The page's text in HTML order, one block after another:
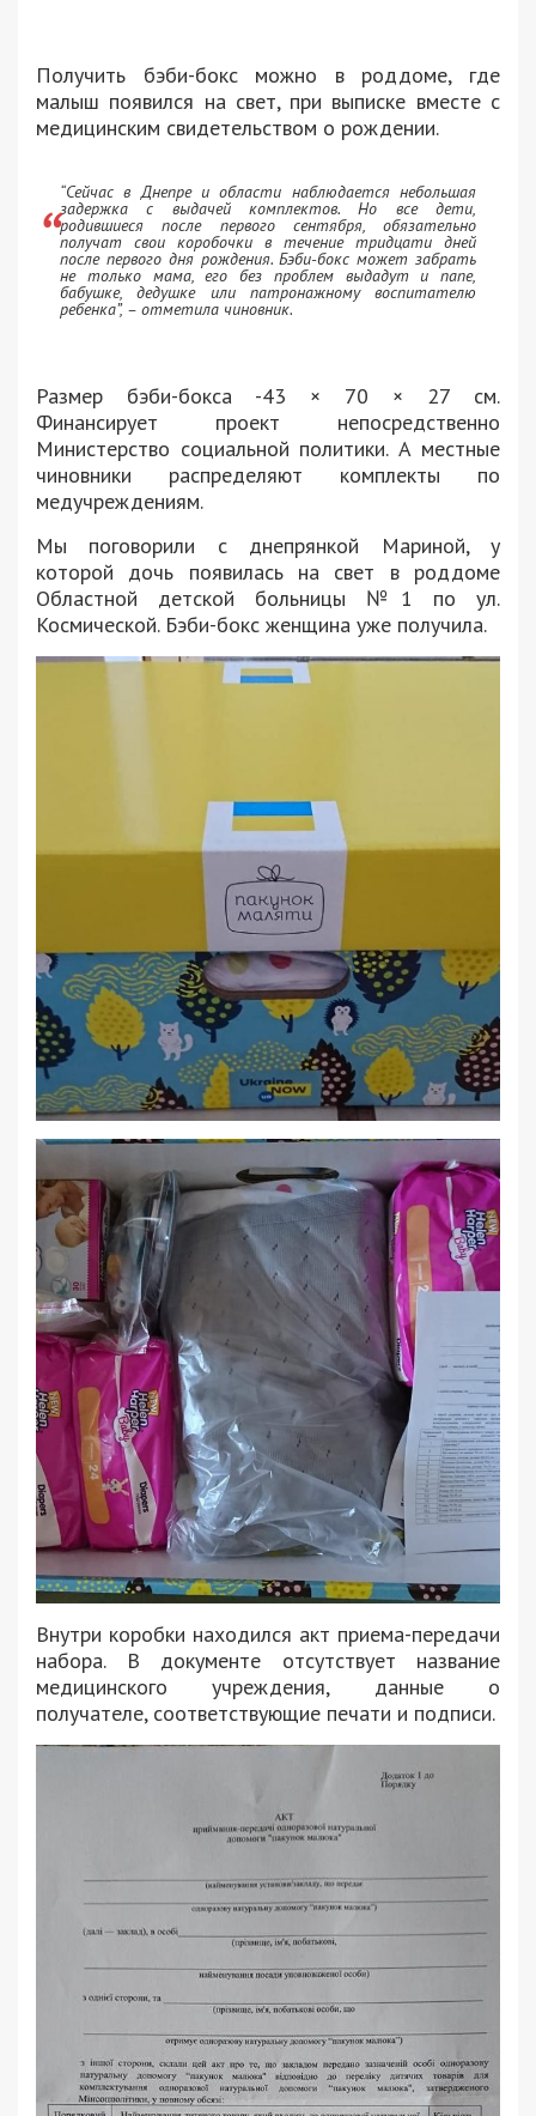
Получить бэби-бокс можно в роддоме, где
малыш появился на свет, при выписке вместе с
медицинским свидетельством о рождении.
“Сейчас в Днепре и области наблюдается небольшая
задержка с выдачей комплектов. Но все дети,
родившиеся после первого сентября, обязательно
получат свои коробочки в течение тридцати дней
после первого дня рождения. Бэби-бокс может забрать
не только мама, его без проблем выдадут и папе,
бабушке, дедушке или патронажному воспитателю
ребенка”, – отметила чиновник.
Размер бэби-бокса -43 × 70 × 27 см.
Финансирует проект непосредственно
Министерство социальной политики. А местные
чиновники распределяют комплекты по
медучреждениям.
Мы поговорили с днепрянкой Мариной, у
которой дочь появилась на свет в роддоме
Областной детской больницы №1 по ул.
Космической. Бэби-бокс женщина уже получила.
Внутри коробки находился акт приема-передачи
набора. В документе отсутствует название
медицинского учреждения, данные о
получателе, соответствующие печати и подписи.